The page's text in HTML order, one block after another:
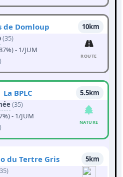
de Domloup
10km
(35)
- 1/JUM
ROUTE
La BPLC
5.5km
(35)
- 1/JUM
NATURE
du Tertre Gris
5km